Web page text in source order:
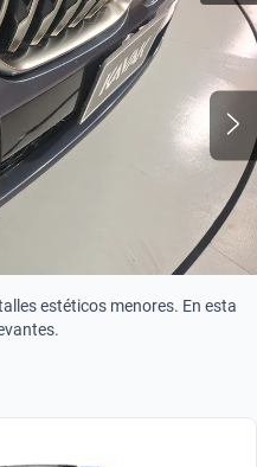
estéticos menores. En esta